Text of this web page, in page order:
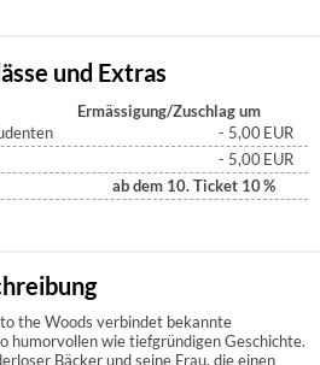
und Extras
Ermässigung/Zuschlag um
- 5,00EUR
- 5,00EUR
ab dem 10. Ticket 10%
the Woods verbindet bekannte
humorvollen wie tiefgründigen Geschichte.
Bäcker und seine Frau, die einen